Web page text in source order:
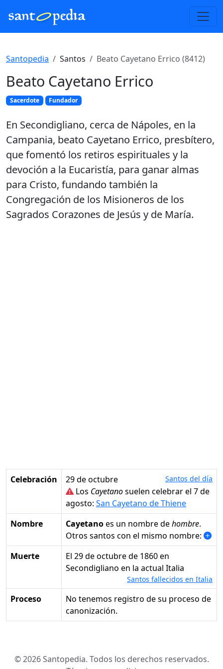
Santopedia Santos Beato Cayetano Errico (8412)
Beato Cayetano Errico
Sacerdote Fundador
En Secondigliano, cerca de Nápoles, en la
Campania, beato Cayetano Errico, presbítero,
que fomentó los retiros espirituales y la
devoción a la Eucaristía, para ganar almas
para Cristo, fundando también la
Congregación de los Misioneros de los
Sagrados Corazones de Jesús y de María.
Celebración 29 de octubre Santos del día
Los Cayetanosuelen celebrar el 7 de
agosto: San Cayetano de Thiene
Nombre
Cayetanoes un nombre dehombre.
Otros santos con el mismo nombre:
Muerte
el 29 de octubre de 1860 en
Secondigliano en la actual Italia
Santos fallecidos en Italia
Proceso
No tenemos registro de su proceso de
canonización.
© 2026 Santopedia. Todos los derechos reservados.